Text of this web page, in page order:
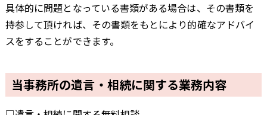
具体的に問題となっている書類がある場合は、その書類を
持参して頂ければ、その書類をもとにより的確なアドバイ
スをすることができます。
当事務所の遺言・相続に関する業務内容